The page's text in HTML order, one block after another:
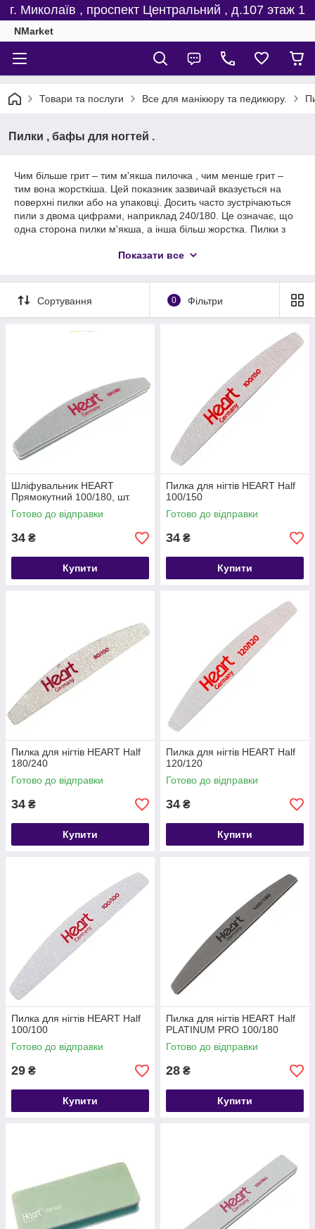
г. Миколаїв , проспект Центральний , д.107 этаж 1
NMarket
Товари та послуги Все для манікюру та педикюру.
Пилки , бафы для ногтей .
Чим більше грит – тим м'якша пилочка , чим менше грит –
тим вона жорсткіша. Цей показник зазвичай вказується на
поверхні пилки або на упаковці. Досить часто зустрічаються
пили з двома цифрами, наприклад 240/180. Це означає, що
одна сторона пилки м'якша, а інша більш жорстка. Пилки з
штучних нігтів, для натуральних вони занадто жорсткі.
підпилювати натуральні нігті. Абразив від 240 до 500 грит
служить для шліфування, ну а понад 1000 гритів – для
полірування нігтів.
Показати все
Сортування 0 Фільтри
Шліфувальник HEART
Прямокутний 100/180, шт.
Готово до відправки
34 ₴
Купити
Пилка для нігтів HEART Half
100/150
Готово до відправки
34 ₴
Купити
Пилка для нігтів HEART Half
180/240
Готово до відправки
34 ₴
Купити
Пилка для нігтів HEART Half
120/120
Готово до відправки
34 ₴
Купити
Пилка для нігтів HEART Half
100/100
Готово до відправки
29 ₴
Купити
Пилка для нігтів HEART Half
PLATINUM PRO 100/180
Готово до відправки
28 ₴
Купити